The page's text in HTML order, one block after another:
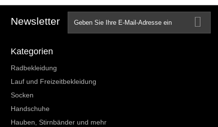
Newsletter
Kategorien
Radbekleidung
Lauf und Freizeitbekleidung
Socken
Handschuhe
Hauben, Stirnbänder und mehr